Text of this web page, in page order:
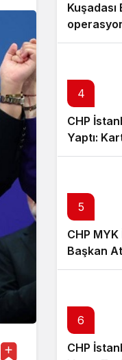
4
CHP
Yaptı:
Neşe
5
CHP
Başkan
6
CHP